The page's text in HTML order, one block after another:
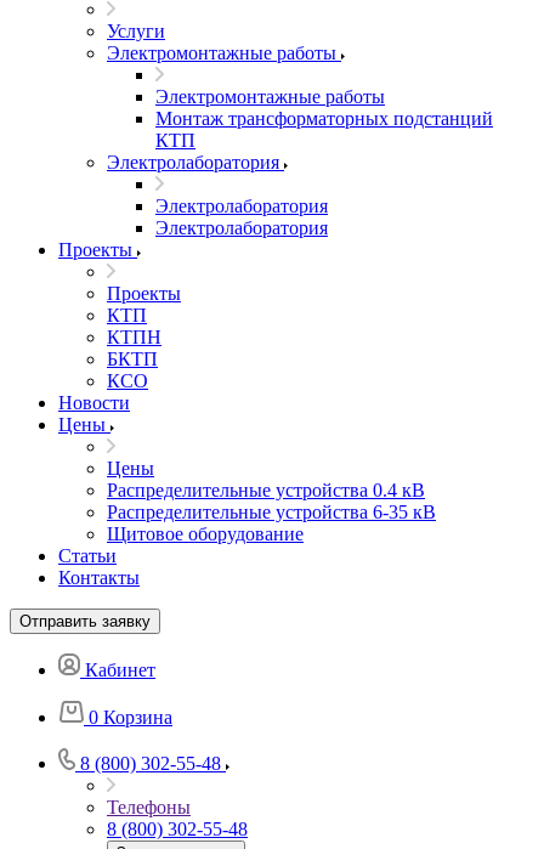
Услуги
Электромонтажные работы
Электромонтажные работы
Монтаж трансформаторных подстанций
КТП
Электролаборатория
Электролаборатория
Электролаборатория
Проекты
Проекты
КТП
КТПН
БКТП
КСО
Новости
Цены
Цены
Распределительные устройства 0.4 кВ
Распределительные устройства 6-35 кВ
Щитовое оборудование
Статьи
Контакты
Отправить заявку
Кабинет
0 Корзина
8 (800) 302-55-48
Телефоны
8 (800) 302-55-48